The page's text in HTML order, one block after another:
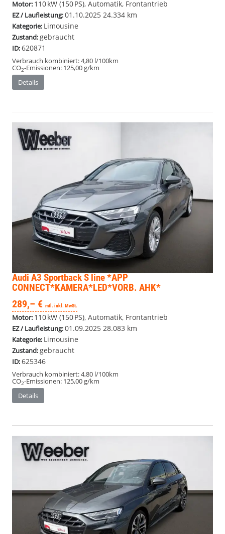
Motor: 110 kW (150 PS), Automatik, Frontantrieb
EZ / Laufleistung:01.10.2025 24.334 km
Kategorie: Limousine
Zustand:gebraucht
ID:620871
Verbrauch kombiniert:4,80 l/100km
CO2-Emissionen: 125,00 g/km
Details
Audi A3 SportbackS line *APP
CONNECT*KAMERA*LED*VORB. AHK*
289,– € mtl. inkl. MwSt.
Motor: 110 kW (150 PS), Automatik, Frontantrieb
EZ / Laufleistung:01.09.2025 28.083 km
Kategorie: Limousine
Zustand:gebraucht
ID:625346
Verbrauch kombiniert:4,80 l/100km
CO2-Emissionen: 125,00 g/km
Details